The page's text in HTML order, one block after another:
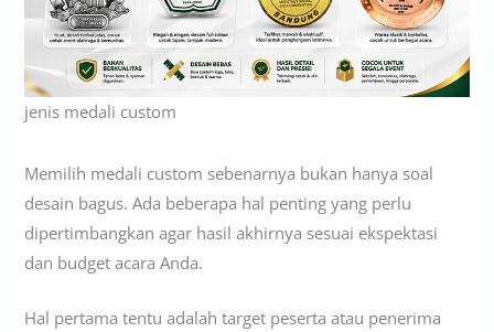
jenis medali custom
Memilih medali custom sebenarnya bukan hanya soal
desain bagus. Ada beberapa hal penting yang perlu
dipertimbangkan agar hasil akhirnya sesuai ekspektasi
dan budget acara Anda.
Hal pertama tentu adalah target peserta atau penerima